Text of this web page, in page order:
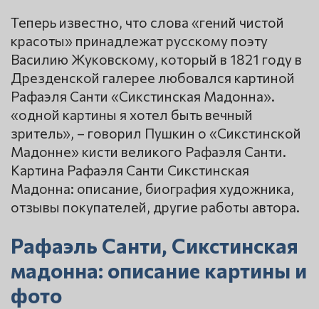
Теперь известно, что слова «гений чистой
красоты» принадлежат русскому поэту
Василию Жуковскому, который в 1821 году в
Дрезденской галерее любовался картиной
Рафаэля Санти «Сикстинская Мадонна».
«одной картины я хотел быть вечный
зритель», – говорил Пушкин о «Сикстинской
Мадонне» кисти великого Рафаэля Санти.
Картина Рафаэля Санти Сикстинская
Мадонна: описание, биография художника,
отзывы покупателей, другие работы автора.
Рафаэль Санти, Сикстинская
мадонна: описание картины и
фото